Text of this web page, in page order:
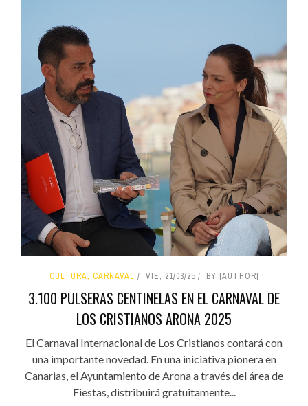
CULTURA, CARNAVAL VIE, 21/03/25 BY [AUTHOR]
3.100 PULSERAS CENTINELAS EN EL CARNAVAL DE
LOS CRISTIANOS ARONA 2025
El Carnaval Internacional de Los Cristianos contará con
una importante novedad. En una iniciativa pionera en
Canarias, el Ayuntamiento de Arona a través del área de
Fiestas, distribuirá gratuitamente...